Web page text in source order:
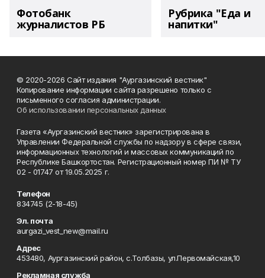
Фотобанк
журналистов РБ
Рубрика "Еда и
напитки"
© 2020-2026 Сайт издания "Аургазинский вестник"
Копирование информации сайта разрешено только с
письменного согласия администрации.
Об использовании персональных данных
Газета «Аургазинский вестник» зарегистрирована в
Управлении Федеральной службы по надзору в сфере связи,
информационных технологий и массовых коммуникаций по
Республике Башкортостан. Регистрационный номер ПИ № ТУ
02 - 01747 от 19.05.2025 г.
Телефон
834745 (2-18-45)
Эл. почта
aurgazi_vest_new@mail.ru
Адрес
453480, Аургазинский район, с.Толбазы, ул.Первомайская,10
Рекламная служба